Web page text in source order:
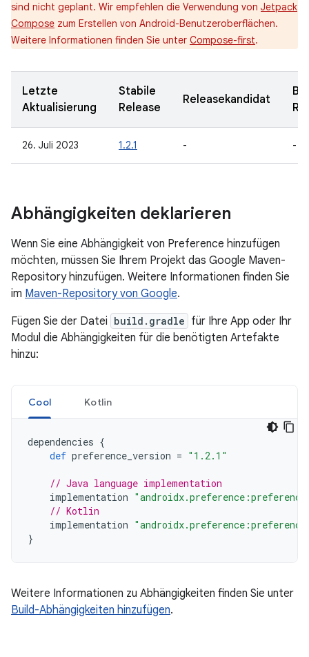
sind nicht geplant. Wir empfehlen die Verwendung von Jetpack
Compose zum Erstellen von Android-Benutzeroberflächen.
Weitere Informationen finden Sie unter Compose-first.
Letzte
Aktualisierung
Stabile
Release
Releasekandidat
26. Juli 2023 1.2.1 - -
Abhängigkeiten deklarieren
Wenn Sie eine Abhängigkeit von Preference hinzufügen
möchten, müssen Sie Ihrem Projekt das Google Maven-
Repository hinzufügen. Weitere Informationen finden Sie
im Maven-Repository von Google.
Fügen Sie der Datei build.gradle für Ihre App oder Ihr
Modul die Abhängigkeiten für die benötigten Artefakte
hinzu:
Cool Kotlin
dependencies {
def preference_version = "1.2.1"
// Java language implementation
implementation
// Kotlin
implementation
}
Weitere Informationen zu Abhängigkeiten finden Sie unter
Build-Abhängigkeiten hinzufügen.